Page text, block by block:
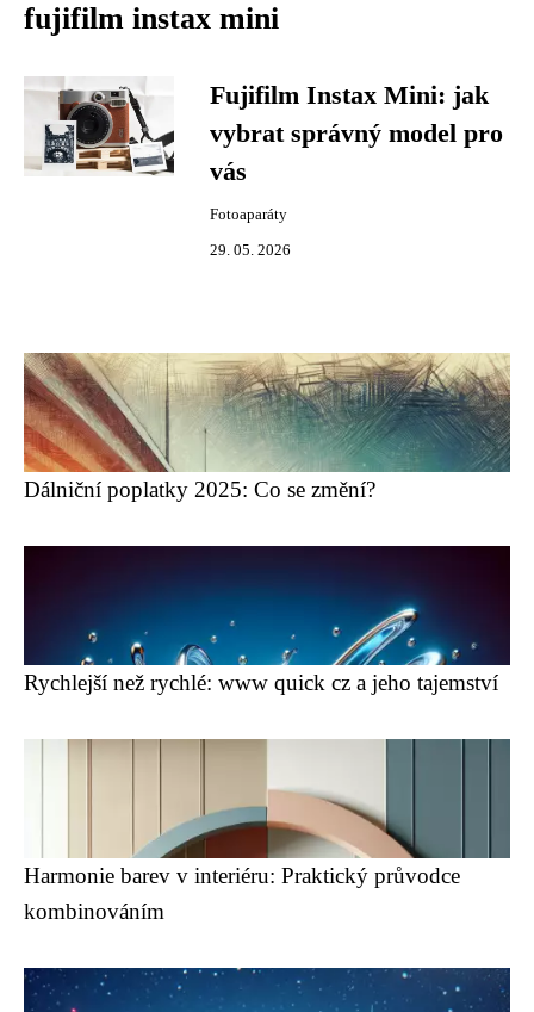
fujifilm instax mini
Fujifilm Instax Mini: jak
vybrat správný model pro
vás
Fotoaparáty
29. 05. 2026
Dálniční poplatky 2025: Co se změní?
Rychlejší než rychlé: www quick cz a jeho tajemství
Harmonie barev v interiéru: Praktický průvodce
kombinováním